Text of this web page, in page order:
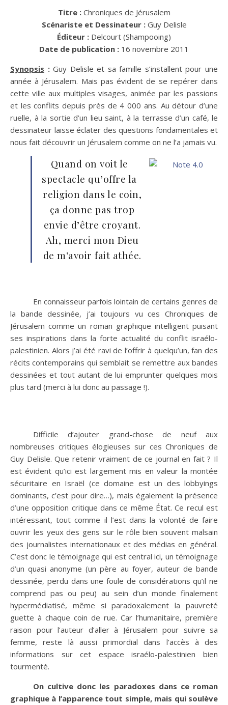
Titre : Chroniques de Jérusalem
Scénariste et Dessinateur : Guy Delisle
Éditeur : Delcourt (Shampooing)
Date de publication : 16 novembre 2011
Synopsis :Guy Delisle et sa famille s’installent pour une
année à Jérusalem. Mais pas évident de se repérer dans
cette ville aux multiples visages, animée par les passions
et les conflits depuis près de 4 000 ans. Au détour d’une
ruelle, à la sortie d’un lieu saint, à la terrasse d’un café, le
dessinateur laisse éclater des questions fondamentales et
nous fait découvrir un Jérusalem comme on ne l’a jamais vu.
Quand on voit le
spectacle qu’offre la
religion dans le coin,
ça donne pas trop
envie d’être croyant.
Ah, merci mon Dieu
de m’avoir fait athée.
En connaisseur parfois lointain de certains genres de
la bande dessinée, j’ai toujours vu ces Chroniques de
Jérusalem comme un roman graphique intelligent puisant
ses inspirations dans la forte actualité du conflit israélo-
palestinien. Alors j’ai été ravi de l’offrir à quelqu’un, fan des
récits contemporains qui semblait se remettre aux bandes
dessinées et tout autant de lui emprunter quelques mois
plus tard (merci à lui donc au passage !).
Difficile d’ajouter grand-chose de neuf aux
nombreuses critiques élogieuses sur ces Chroniques de
Guy Delisle. Que retenir vraiment de ce journal en fait ? Il
est évident qu’ici est largement mis en valeur la montée
sécuritaire en Israël (ce domaine est un des lobbyings
dominants, c’est pour dire…), mais également la présence
d’une opposition critique dans ce même État. Ce recul est
intéressant, tout comme il l’est dans la volonté de faire
ouvrir les yeux des gens sur le rôle bien souvent malsain
des journalistes internationaux et des médias en général.
C’est donc le témoignage qui est central ici, un témoignage
d’un quasi anonyme (un père au foyer, auteur de bande
dessinée, perdu dans une foule de considérations qu’il ne
comprend pas ou peu) au sein d’un monde finalement
hypermédiatisé, même si paradoxalement la pauvreté
guette à chaque coin de rue. Car l’humanitaire, première
raison pour l’auteur d’aller à Jérusalem pour suivre sa
femme, reste là aussi primordial dans l’accès à des
informations sur cet espace israélo-palestinien bien
tourmenté.
On cultive donc les paradoxes dans ce roman
graphique à l’apparence tout simple, mais qui soulève